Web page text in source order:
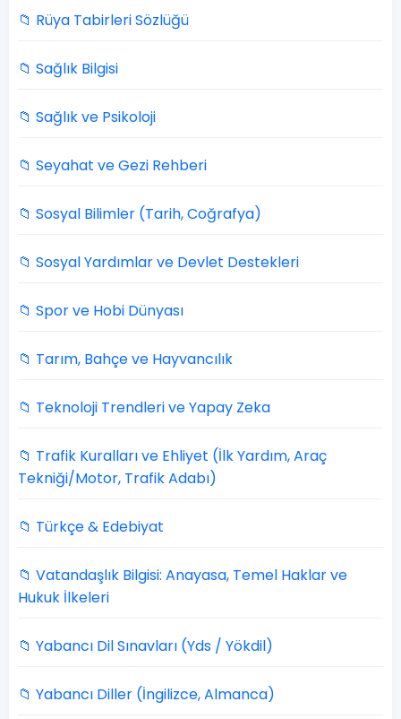
📁 Rüya Tabirleri Sözlüğü
📁 Sağlık Bilgisi
📁 Sağlık ve Psikoloji
📁 Seyahat ve Gezi Rehberi
📁 Sosyal Bilimler (Tarih, Coğrafya)
📁 Sosyal Yardımlar ve Devlet Destekleri
📁 Spor ve Hobi Dünyası
📁 Tarım, Bahçe ve Hayvancılık
📁 Teknoloji Trendleri ve Yapay Zeka
📁 Trafik Kuralları ve Ehliyet (İlk Yardım, Araç
Tekniği/Motor, Trafik Adabı)
📁 Türkçe & Edebiyat
📁 Vatandaşlık Bilgisi: Anayasa, Temel Haklar ve
Hukuk İlkeleri
📁 Yabancı Dil Sınavları (Yds / Yökdil)
📁 Yabancı Diller (İngilizce, Almanca)